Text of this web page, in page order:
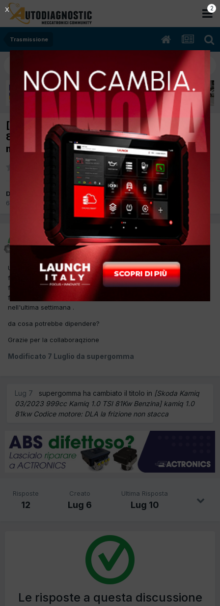
Trasmissione
[Skoda Kamiq 03/2023 999cc Kamiq 1.0 TSI
81Kw Benzina] kamiq 1.0 81kw Codice
motore: DLA la frizione non stacca
Da supergomma
6 Luglio
Trasmissione
supergomma
Inviato 6 Luglio
Un Cliente mi ha portato quest'auto , mentre cammina preme la
frizione per cambiare marcia ma il cambio non si muove, deve
fermarsi spegnere la macchina e il cambio ricomincia a
funzionare. il difetto non è persistente è successo due volte
nell'ultima settimana .
da cosa potrebbe dipendere?
Grazie per la collaboraqzione
Modificato 7 Luglio da supergomma
Lug 7 supergomma ha cambiato il titolo in [Skoda Kamiq
03/2023 999cc Kamiq 1.0 TSI 81Kw Benzina] kamiq 1.0
81kw Codice motore: DLA la frizione non stacca
Risposte
12
Creato
Lug 6
Ultima Risposta
Lug 10
Le risposte a questa discussione
2
X